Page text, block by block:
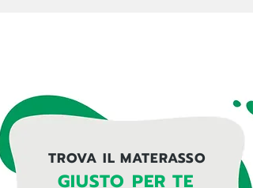
TROVA IL MATERASSO
GIUSTO PER TE